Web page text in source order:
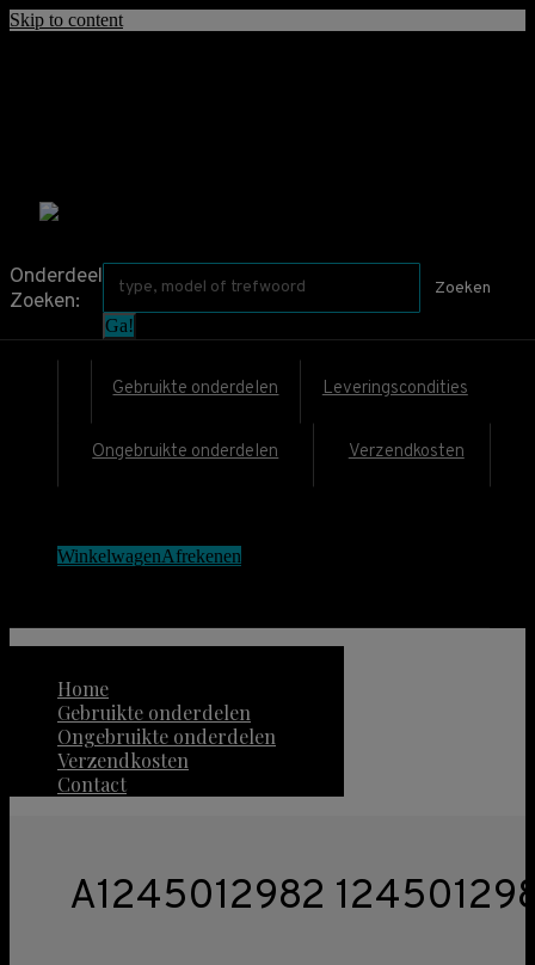
Skip to content
Onderdeel
Zoeken:
Zoeken
Gebruikte onderdelen Leveringscondities
Ongebruikte onderdelen Verzendkosten
WinkelwagenAfrekenen
Home
Gebruikte onderdelen
Ongebruikte onderdelen
Verzendkosten
Contact
A1245012982